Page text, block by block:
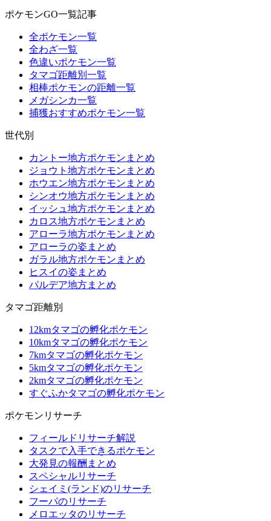
ポケモンGO一覧記事
全ポケモン一覧
全わざ一覧
色違いポケモン一覧
タマゴ距離別一覧
相棒ポケモンの距離一覧
メガシンカ一覧
捕獲おすすめポケモン一覧
世代別
カントー地方ポケモンまとめ
ジョウト地方ポケモンまとめ
ホウエン地方ポケモンまとめ
シンオウ地方ポケモンまとめ
イッシュ地方ポケモンまとめ
カロス地方ポケモンまとめ
アローラ地方ポケモンまとめ
アローラの姿まとめ
ガラル地方ポケモンまとめ
ヒスイの姿まとめ
パルデア地方まとめ
タマゴ距離別
12kmタマゴの孵化ポケモン
10kmタマゴの孵化ポケモン
7kmタマゴの孵化ポケモン
5kmタマゴの孵化ポケモン
2kmタマゴの孵化ポケモン
すぐふかタマゴの孵化ポケモン
ポケモンリサーチ
フィールドリサーチ解説
タスクで入手できるポケモン
大発見の報酬まとめ
スペシャルリサーチ
シェイミ(ランド)のリサーチ
フーパのリサーチ
メロエッタのリサーチ